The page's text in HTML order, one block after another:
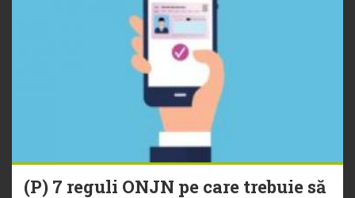
(P) 7 reguli ONJN pe care trebuie să